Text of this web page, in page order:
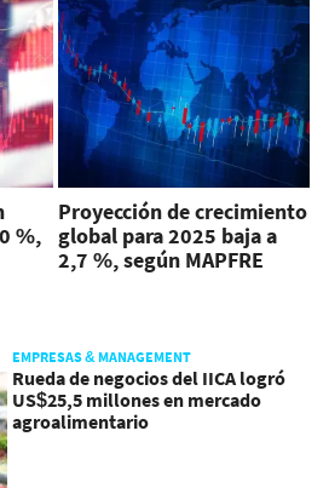
%,
Proyección de crecimiento
global para 2025 baja a
2,7 %, según MAPFRE
EMPRESAS & MANAGEMENT
Rueda de negocios del IICA logró
US$25,5 millones en mercado
agroalimentario